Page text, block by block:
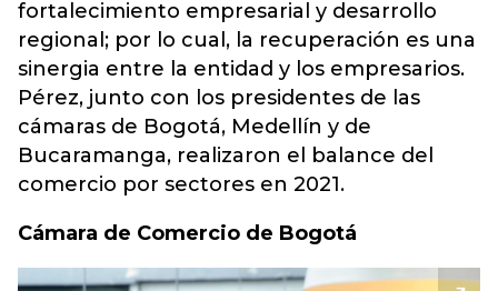
fortalecimiento empresarial y desarrollo
regional; por lo cual, la recuperación es una
sinergia entre la entidad y los empresarios.
Pérez, junto con los presidentes de las
cámaras de Bogotá, Medellín y de
Bucaramanga, realizaron el balance del
comercio por sectores en 2021.
Cámara de Comercio de Bogotá